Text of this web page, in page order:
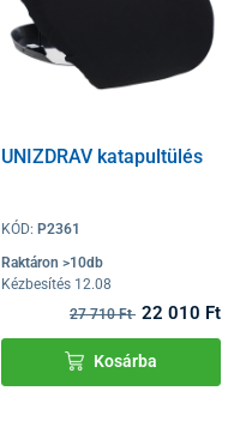
UNIZDRAV katapultülés
KÓD: P2361
Raktáron >10db
Kézbesítés 12.08
27 710 Ft 22 010 Ft
Kosárba